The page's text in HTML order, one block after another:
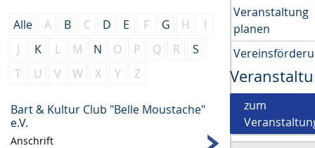
Alle A B C D E F G H
I
J
K L M N O P Q R
S
T
U V W X Y Z
Bart & Kultur Club "Belle Moustache"
e.V.
Anschrift
Veranstaltung
planen
zum